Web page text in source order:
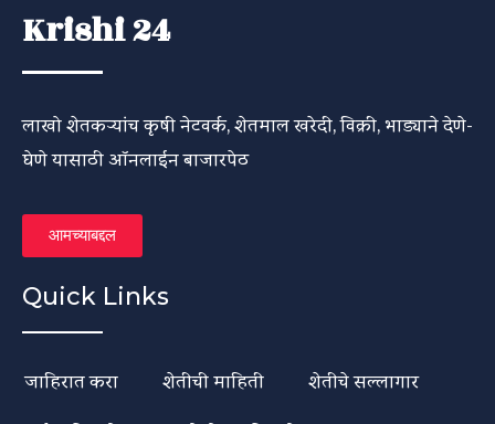
Krishi 24
लाखो शेतकऱ्यांच कृषी नेटवर्क, शेतमाल खरेदी, विक्री, भाड्याने देणे-
घेणे यासाठी ऑनलाईन बाजारपेठ
आमच्याबद्दल
Quick Links
जाहिरात करा शेतीची माहिती
शेतीचे सल्लागार